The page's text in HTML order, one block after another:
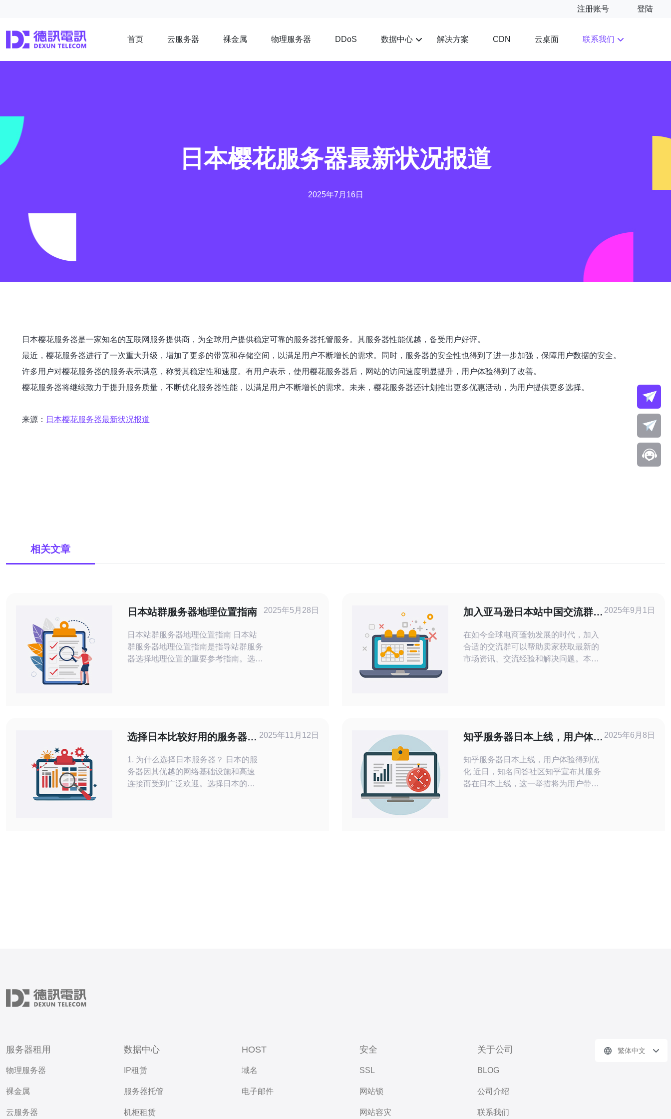
注册账号 登陆
首页 云服务器 裸金属 物理服务器 DDoS 数据中心 解决方案 CDN 云桌面 联系我们
日本樱花服务器最新状况报道
2025年7月16日
日本樱花服务器是一家知名的互联网服务提供商，为全球用户提供稳定可靠的服务器托管服务。其服务器性能优越，备受用户好评。
最近，樱花服务器进行了一次重大升级，增加了更多的带宽和存储空间，以满足用户不断增长的需求。同时，服务器的安全性也得到了进一步加强，保障用户数据的安全。
许多用户对樱花服务器的服务表示满意，称赞其稳定性和速度。有用户表示，使用樱花服务器后，网站的访问速度明显提升，用户体验得到了改善。
樱花服务器将继续致力于提升服务质量，不断优化服务器性能，以满足用户不断增长的需求。未来，樱花服务器还计划推出更多优惠活动，为用户提供更多选择。
来源： 日本樱花服务器最新状况报道
相关文章
日本站群服务器地理位置指南
日本站群服务器地理位置指南 日本站
群服务器地理位置指南是指导站群服务
器选择地理位置的重要参考指南。选择
能够提供稳定的网络连接和快速的数据
传输速度。东京还拥有丰富
2025年5月28日
加入亚马逊日本站中国交流群获
在如今全球电商蓬勃发展的时代，加入
合适的交流群可以帮助卖家获取最新的
市场资讯、交流经验和解决问题。本文
目的以及入群要求。一般来说，亚马逊
日本站的中国交流群主要是为
2025年9月1日
选择日本比较好用的服务器提
1. 为什么选择日本服务器？ 日本的服
务器因其优越的网络基础设施和高速
连接而受到广泛欢迎。选择日本的服
2025年11月12日
知乎服务器日本上线，用户体验
知乎服务器日本上线，用户体验得到优
化 近日，知名问答社区知乎宣布其服务
器在日本上线，这一举措将为用户带来
2025年6月8日
服务器租用
物理服务器
裸金属
云服务器
数据中心
IP租赁
服务器托管
机柜租赁
HOST
域名
电子邮件
安全
SSL
网站锁
网站容灾
关于公司
BLOG
公司介绍
联系我们
繁体中文